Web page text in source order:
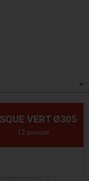
VERT Ø305
12 pouces